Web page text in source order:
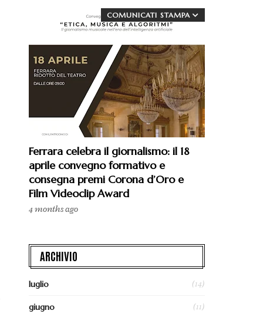
COMUNICATI STAMPA
Ferrara celebra il giornalismo: il 18
aprile convegno formativo e
consegna premi Corona d’Oro e
Film Videoclip Award
4 months ago
ARCHIVIO
luglio (14)
giugno (11)